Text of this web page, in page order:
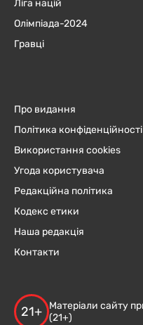
Ліга націй
Олімпіада-2024
Гравці
Про видання
Політика конфіденційності
Використання cookies
Угода користувача
Редакційна політика
Кодекс етики
Наша редакція
Контакти
21+
Матеріали сайту
(21+)